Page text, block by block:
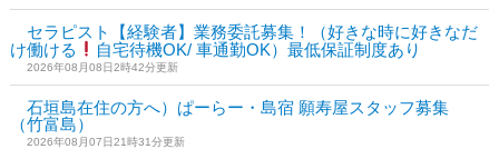
セラピスト【経験者】業務委託募集！（好きな時に好きなだ
け働ける
自宅待機OK/ 車通勤OK）最低保証制度あり
2026年08月08日2時42分更新
石垣島在住の方へ）ぱーらー・島宿 願寿屋スタッフ募集
（竹富島）
2026年08月07日21時31分更新